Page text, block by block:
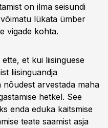
on ilma seisundi
lükata ümber
vigade kohta.
et kui liisinguese
liisinguandja
nõudest arvestada maha
hetkel. See
enda eduka kaitsmise
teate saamist asja